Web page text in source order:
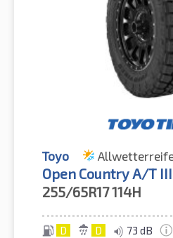
Toyo
Open Country A/T
255/65R17114H
D D 73 dB